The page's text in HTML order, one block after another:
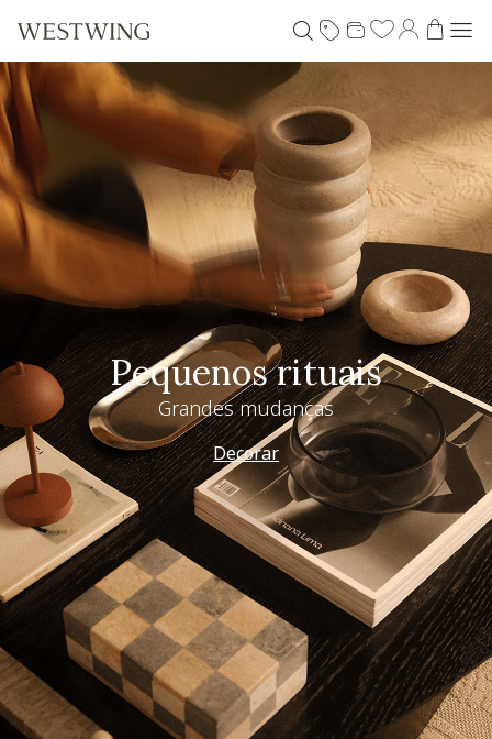
Pequenos rituais
Grandes mudanças
Decorar